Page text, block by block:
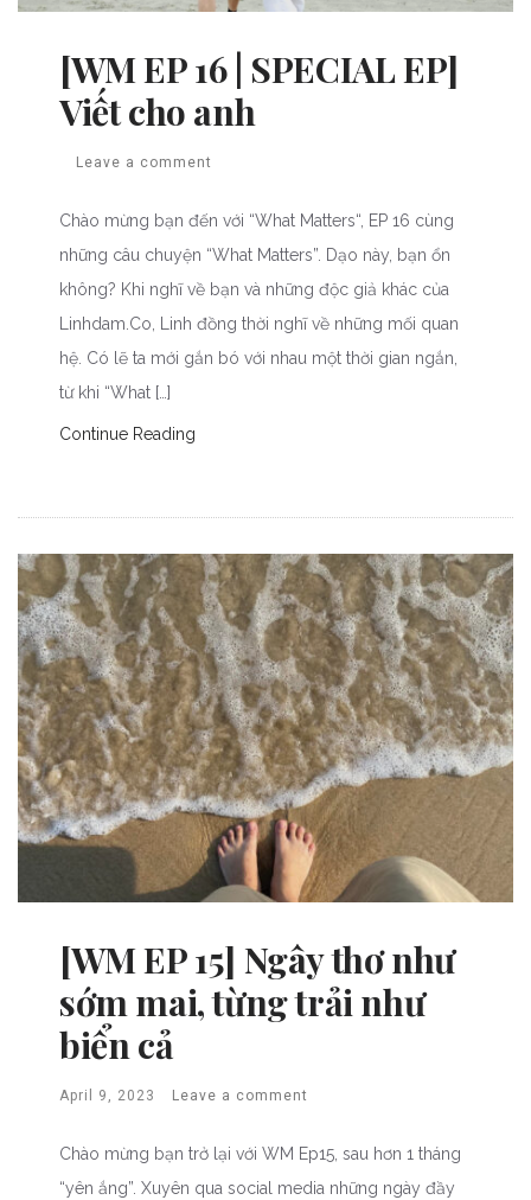
[WM EP 16 | SPECIAL EP]
Viết cho anh
Leave a comment
Chào mừng bạn đến với “What Matters“, EP 16 cùng
những câu chuyện “What Matters”. Dạo này, bạn ổn
không? Khi nghĩ về bạn và những độc giả khác của
Linhdam.Co, Linh đồng thời nghĩ về những mối quan
hệ. Có lẽ ta mới gắn bó với nhau một thời gian ngắn,
từ khi “What […]
Continue Reading
[WM EP 15] Ngây thơ như
sớm mai, từng trải như
biển cả
April 9, 2023 Leave a comment
Chào mừng bạn trở lại với WM Ep15, sau hơn 1 tháng
“yên ắng”. Xuyên qua social media những ngày đầy